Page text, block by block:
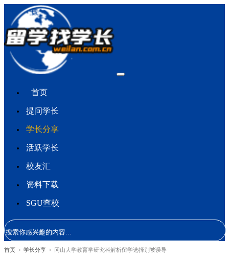
首页
提问学长
学长分享
活跃学长
校友汇
资料下载
SGU查校
首页 > 学长分享 > 冈山大学教育学研究科解析留学选择别被误导